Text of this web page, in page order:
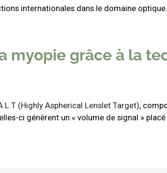
internationales dans le domaine optique.
myopie grâce à la
(Highly Aspherical Lenslet Target),
ci génèrent un « volume de signal »